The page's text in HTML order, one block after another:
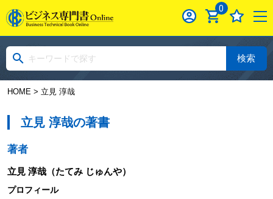
0
検索
HOME> 立見 淳哉
立見 淳哉の著書
著者
立見 淳哉（たてみ じゅんや）
プロフィール